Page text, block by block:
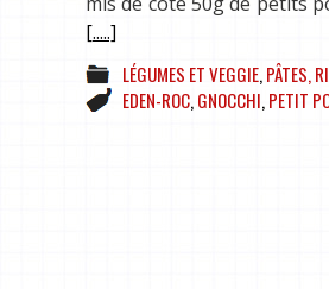
[.....]
LÉGUMES ET VEGGIE,PÂTES,
EDEN-ROC,GNOCCHI,PETIT